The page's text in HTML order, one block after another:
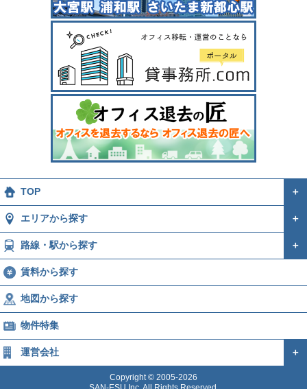
TOP ＋
エリアから探す ＋
路線・駅から探す ＋
賃料から探す
地図から探す
物件特集
運営会社 ＋
Copyright © 2005-2026